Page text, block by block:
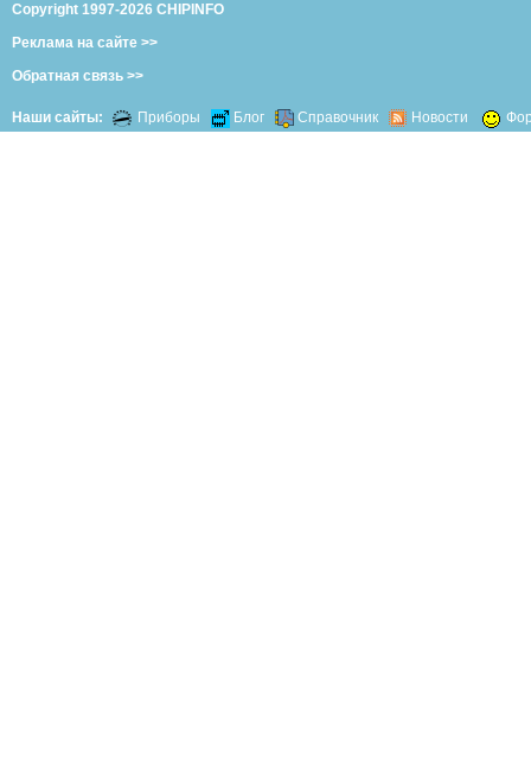
Copyright 1997-2026 CHIPINFO
Реклама на сайте >>
Обратная связь >>
Наши сайты: Приборы Блог Справочник Новости